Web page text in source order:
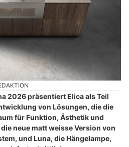
2026 präsentiert Elica als Teil
von Lösungen, die die
für Funktion, Ästhetik und
neue matt weisse Version von
und Luna, die Hängelampe,